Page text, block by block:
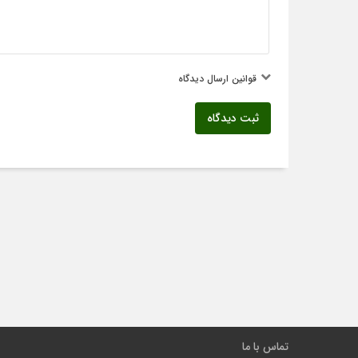
قوانین ارسال دیدگاه
ثبت دیدگاه
تماس با ما